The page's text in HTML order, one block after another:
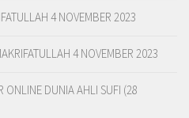
4 NOVEMBER 2023
4 NOVEMBER 2023
ONLINE DUNIA AHLI SUFI (28